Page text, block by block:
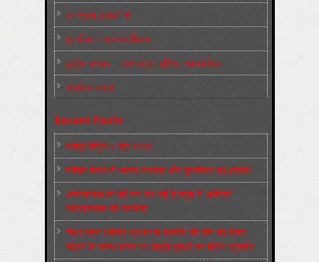
कारख़ाना इलाक़ों से
फ़ासीवाद / साम्‍प्रदायिकता
बुर्जुआ जनवाद – दमन तंत्र, पुलिस, न्‍यायपालिका
संघर्षरत जनता
Recent Posts
मज़दूर बिगुल – जून 2026
पश्चिम बंगाल में भाजपा सरकार और बुलडोज़र का आतंक!
अमानवीयता की हदें पार कर रही है क्यूबा में अमेरिकी
साम्राज्यवाद की घेराबन्दी
शिक्षा मंत्री धर्मेन्द्र प्रधान के इस्तीफ़े की माँग को लेकर
दिल्ली के जन्तर-मन्तर पर छात्रों-युवाओं का विरोध प्रदर्शन